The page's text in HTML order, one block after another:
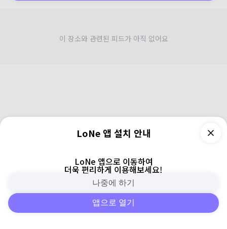
이 장소와 관련된 피드가 아직 없어요
피드 주변 검색 로그인
LoNe 앱 설치 안내
LoNe 앱으로 이동하여
더욱 편리하게 이용해보세요!
나중에 하기
앱으로 열기